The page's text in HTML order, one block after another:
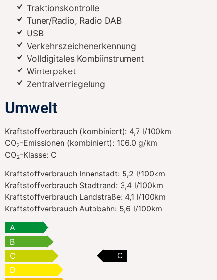
Traktionskontrolle
Tuner/Radio, Radio DAB
USB
Verkehrszeichenerkennung
Volldigitales Kombiinstrument
Winterpaket
Zentralverriegelung
Umwelt
Kraftstoffverbrauch (kombiniert): 4,7 l/100km
CO2-Emissionen (kombiniert): 106.0 g/km
CO2-Klasse: C
Kraftstoffverbrauch Innenstadt: 5,2 l/100km
Kraftstoffverbrauch Stadtrand: 3,4 l/100km
Kraftstoffverbrauch Landstraße: 4,1 l/100km
Kraftstoffverbrauch Autobahn: 5,6 l/100km
A
B
C
C
D